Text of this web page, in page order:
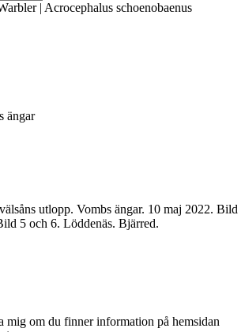
| Acrocephalus schoenobaenus
ängar
utlopp. Vombs ängar. 10 maj 2022. Bild
5 och 6. Löddenäs. Bjärred.
mig om du finner information på hemsidan